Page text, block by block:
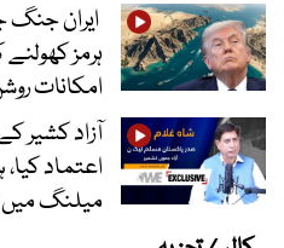
ایران جنگ
ہرمز
امکانات
آزاد کشیر
اعتماد
میلنگ میں